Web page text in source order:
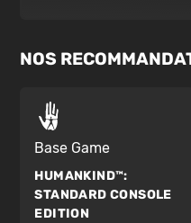
NOS
Base Game
HUMANKIND™:
STANDARD CONSOLE
EDITION